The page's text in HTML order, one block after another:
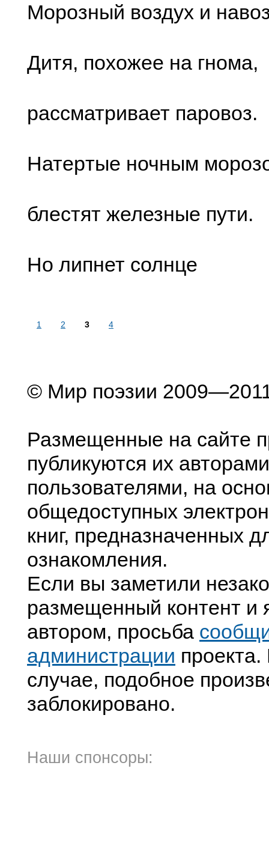
Моpозный воздуx и
Дитя, поxожее на гнома,
pаccматpивает паpовоз.
Натеpтые ночным
блеcтят железные пути.
Но липнет cолнце
1 2 3 4
© Мир поэзии
Размещенные на сайте
публикуются их
пользователями, на
общедоступных
книг, предназначенных
ознакомления.
Если вы заметили
размещенный контент и
автором, просьба
администрации
случае, подобное
заблокировано.
Наши спонсоры: